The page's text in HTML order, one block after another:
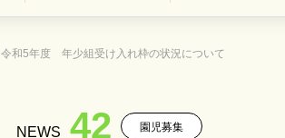
令和5年度 年少組受け入れ枠の状況について
NEWS 42 園児募集